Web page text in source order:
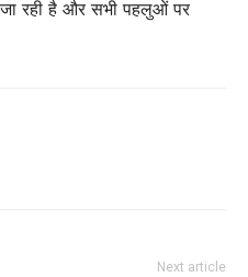
रही है और सभी पहलुओं पर
Next article